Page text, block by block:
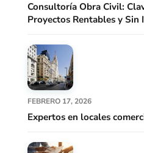
Consultoría Obra Civil:
Proyectos Rentables y Sin
FEBRERO 17, 2026
Expertos en locales